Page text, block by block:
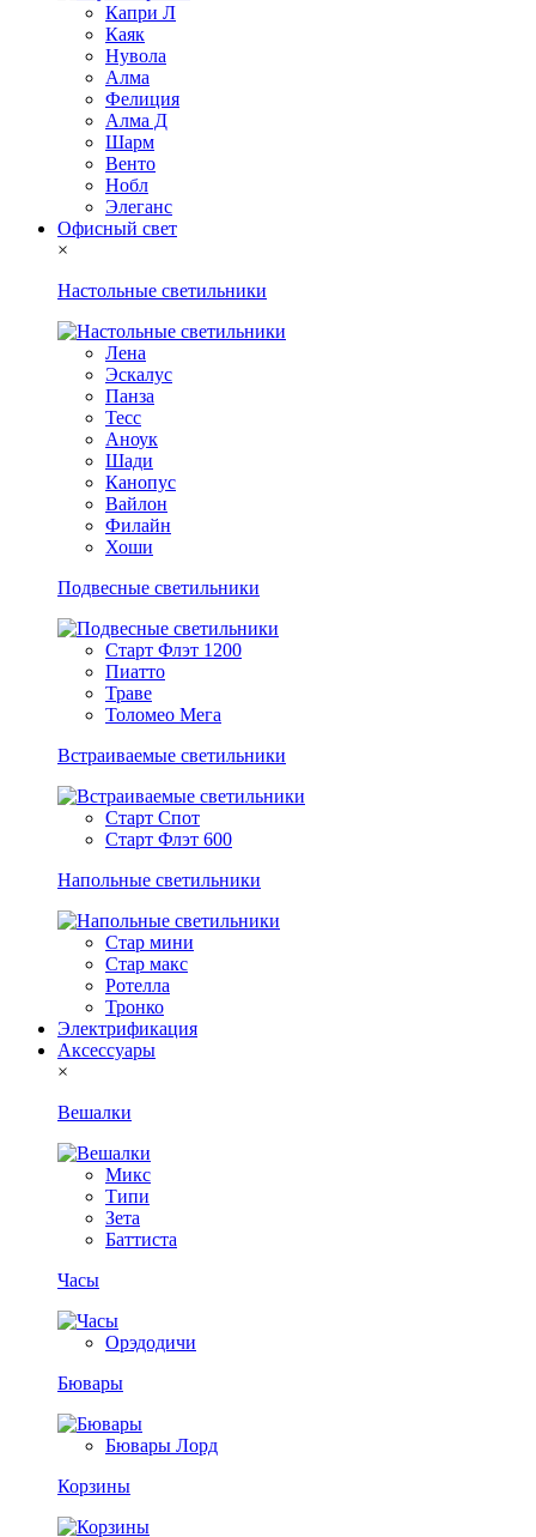
Капри Л
Каяк
Нувола
Алма
Фелиция
Алма Д
Шарм
Венто
Нобл
Элеганс
Офисный свет
×
Настольные светильники
Лена
Эскалус
Панза
Тесс
Аноук
Шади
Канопус
Вайлон
Филайн
Хоши
Подвесные светильники
Старт Флэт 1200
Пиатто
Траве
Толомео Мега
Встраиваемые светильники
Старт Спот
Старт Флэт 600
Напольные светильники
Стар мини
Стар макс
Ротелла
Тронко
Электрификация
Аксессуары
×
Вешалки
Микс
Типи
Зета
Баттиста
Часы
Орэдодичи
Бювары
Бювары Лорд
Корзины